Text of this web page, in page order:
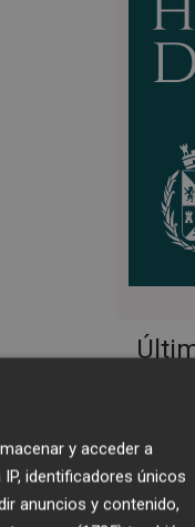
El
2 El
y acceder a
identificadores únicos
anuncios y contenido,